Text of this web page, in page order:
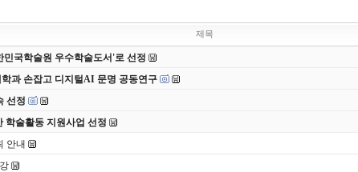
제목
민국학술원 우수학술도서'로 선정
과 손잡고 디지털AI 문명 공동연구
선정
학술활동 지원사업 선정
안내